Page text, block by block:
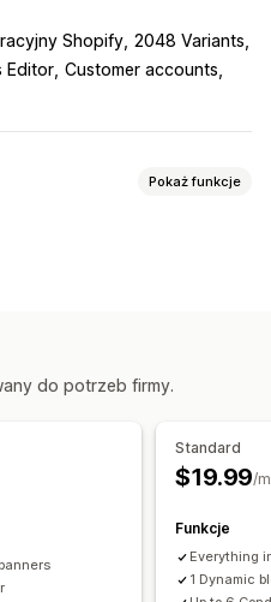
Shopify 2048 Variants
Editor Customer accounts
Pokaż funkcje
treści
Blokowanie stron
do potrzeb firmy.
Standard
$19.99/
Funkcje
Everything
1 Dynamic